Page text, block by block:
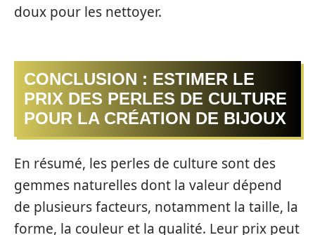
doux pour les nettoyer.
CONCLUSION : ESTIMER LE
PRIX DES PERLES DE CULTURE
POUR LA CRÉATION DE BIJOUX
En résumé, les perles de culture sont des
gemmes naturelles dont la valeur dépend
de plusieurs facteurs, notamment la taille, la
forme, la couleur et la qualité. Leur prix peut